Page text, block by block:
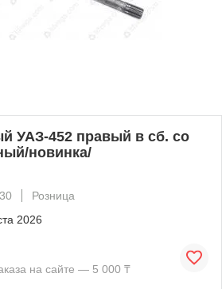
УАЗ-452 правый в сб. со
новинка/
Розница
2026
на сайте — 5 000 ₸